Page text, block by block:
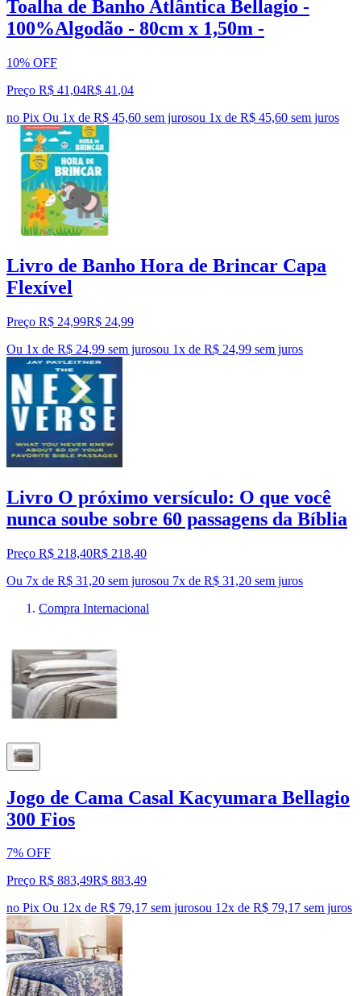
Toalha de Banho Atlântica Bellagio -
100%Algodão - 80cm x 1,50m -
10% OFF
Preço R$ 41,04R$ 41 ,04
no Pix Ou 1x de R$ 45,60 sem jurosou 1x de R$ 45,60 sem juros
Livro de Banho Hora de Brincar Capa
Flexível
Preço R$ 24,99R$ 24,99
Ou 1x de R$ 24,99 sem jurosou 1x de R$ 24,99 sem juros
Livro O próximo versículo: O que você
nunca soube sobre 60 passagens da Bíblia
Preço R$ 218,40R$ 218,40
Ou 7x de R$ 31,20 sem jurosou 7x de R$ 31,20 sem juros
Compra Internacional
Jogo de Cama Casal Kacyumara Bellagio
300 Fios
7% OFF
Preço R$ 883,49R$ 883,49
no Pix Ou 12x de R$ 79,17 sem jurosou 12x de R$ 79,17 sem juros